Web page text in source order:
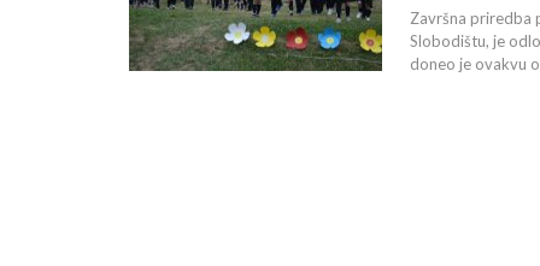
Završna priredba
Slobodištu, je
doneo je ovakvu